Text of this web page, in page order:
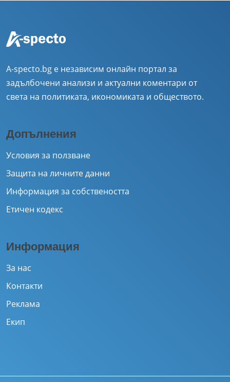
A-specto.bg е независим онлайн портал за
задълбочени анализи и актуални коментари от
света на политиката, икономиката и обществото.
Допълнения
Условия за ползване
Защита на личните данни
Информация за собствеността
Етичен кодекс
Информация
За нас
Контакти
Реклама
Екип